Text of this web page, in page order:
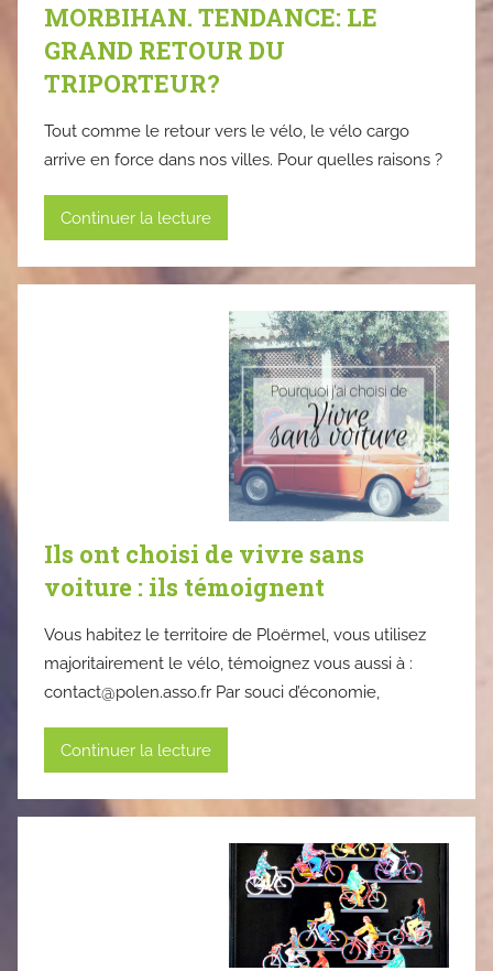
MORBIHAN. TENDANCE: LE
GRAND RETOUR DU
TRIPORTEUR?
Tout comme le retour vers le vélo, le vélo cargo
arrive en force dans nos villes. Pour quelles raisons ?
Continuer la lecture
Ils ont choisi de vivre sans
voiture : ils témoignent
Vous habitez le territoire de Ploërmel, vous utilisez
majoritairement le vélo, témoignez vous aussi à :
contact@polen.asso.fr Par souci d’économie,
Continuer la lecture